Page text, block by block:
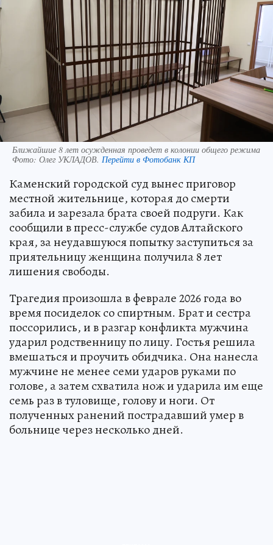
Ближайшие 8 лет осужденная проведет в колонии общего режима
Фото: Олег УКЛАДОВ. Перейти в Фотобанк КП
Каменский городской суд вынес приговор
местной жительнице, которая до смерти
забила и зарезала брата своей подруги. Как
сообщили в пресс-службе судов Алтайского
края, за неудавшуюся попытку заступиться за
приятельницу женщина получила 8 лет
лишения свободы.
Трагедия произошла в феврале 2026 года во
время посиделок со спиртным. Брат и сестра
поссорились, и в разгар конфликта мужчина
ударил родственницу по лицу. Гостья решила
вмешаться и проучить обидчика. Она нанесла
мужчине не менее семи ударов руками по
голове, а затем схватила нож и ударила им еще
семь раз в туловище, голову и ноги. От
полученных ранений пострадавший умер в
больнице через несколько дней.